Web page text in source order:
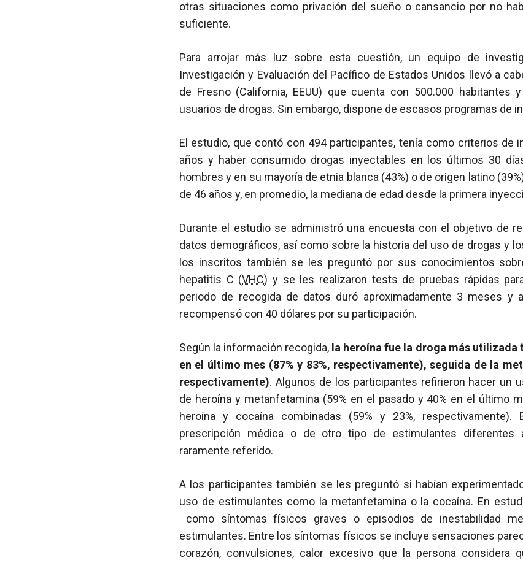
otras situaciones como privación del sueño o cansancio por no
suficiente.
Para arrojar más luz sobre esta cuestión, un equipo de
Investigación y Evaluación del Pacífico de Estados Unidos llevó a
de Fresno (California, EEUU) que cuenta con 500.000 habitantes
usuarios de drogas. Sin embargo, dispone de escasos programas de
El estudio, que contó con 494 participantes, tenía como criterios de
años y haber consumido drogas inyectables en los últimos 30
hombres y en su mayoría de etnia blanca (43%) o de origen latino
de 46 años y, en promedio, la mediana de edad desde la primera
Durante el estudio se administró una encuesta con el objetivo de
datos demográficos, así como sobre la historia del uso de drogas y
los inscritos también se les preguntó por sus conocimientos
hepatitis C (VHC) y se les realizaron tests de pruebas rápidas
periodo de recogida de datos duró aproximadamente 3 meses y
recompensó con 40 dólares por su participación.
Según la información recogida, la heroína fue la droga más utilizada
en el último mes (87% y 83%, respectivamente), seguida de la
respectivamente). Algunos de los participantes refirieron hacer un
de heroína y metanfetamina (59% en el pasado y 40% en el último
heroína y cocaína combinadas (59% y 23%,
prescripción médica o de otro tipo de estimulantes diferentes
raramente referido.
A los participantes también se les preguntó si habían
uso de estimulantes como la metanfetamina o la cocaína. En
como síntomas físicos graves o episodios de inestabilidad
estimulantes. Entre los síntomas físicos se incluye sensaciones
corazón, convulsiones, calor excesivo que la persona considera